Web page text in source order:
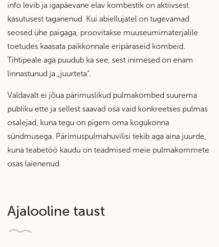
info levib ja igapäevane elav kombestik on aktiivsest
kasutusest taganenud. Kui abiellujatel on tugevamad
seosed ühe paigaga, proovitakse muuseumimaterjalile
toetudes kaasata paikkonnale eripäraseid kombeid.
Tihtipeale aga puudub ka see, sest inimesed on enam
linnastunud ja „juurteta“.
Valdavalt ei jõua pärimuslikud pulmakombed suurema
publiku ette ja sellest saavad osa vaid konkreetses pulmas
osalejad, kuna tegu on pigem oma kogukonna
sündmusega. Pärimuspulmahuvilisi tekib aga aina juurde,
kuna teabetöö kaudu on teadmised meie pulmakommete
osas laienenud.
Ajalooline taust